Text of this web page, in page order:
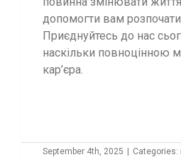
допомогти вам
Приєднуйтесь до нас
наскільки повноцінною
кар’єра.
September 4th, 2025 | Categories: